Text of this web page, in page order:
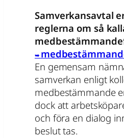
Samverkansavtal
reglerna om så
En gemensam
samverkan enligt
medbestämmande
dock att
och föra en dialog
beslut tas.